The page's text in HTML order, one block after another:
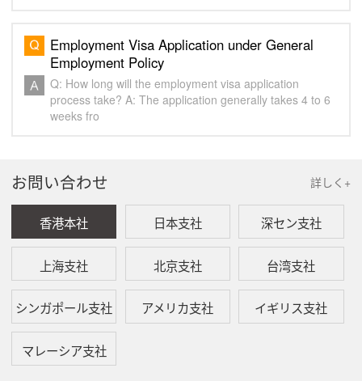
Employment Visa Application under General
Employment Policy
Q: How long will the employment visa application
process take? A: The application generally takes 4 to 6
weeks fro
詳しく+
お問い合わせ
香港本社 日本支社 深セン支社
上海支社 北京支社 台湾支社
シンガポール支社 アメリカ支社 イギリス支社
マレーシア支社